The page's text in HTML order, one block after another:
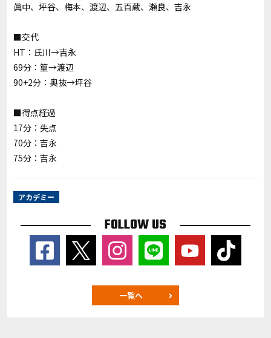
眞中、坪谷、梅本、渡辺、五百蔵、瀬良、吉永
■交代
HT：氏川→吉永
69分：篁→渡辺
90+2分：奥抜→坪谷
■得点経過
17分：失点
70分：吉永
75分：吉永
アカデミー
FOLLOW US
一覧へ